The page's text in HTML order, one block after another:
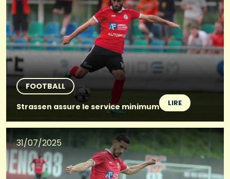
FOOTBALL
Strassen assure le service minimum
LIRE
31/07/2025